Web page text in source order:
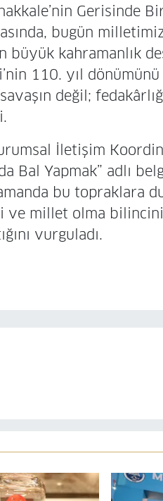
Gerisinde
bugün
büyük kahramanlık
110. yıl
değil;
İletişim
Bal Yapmak” adlı
bu topraklara
millet olma
vurguladı.